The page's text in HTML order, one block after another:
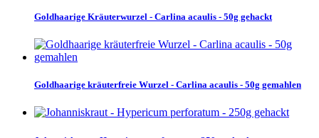
Goldhaarige Kräuterwurzel - Carlina acaulis - 50g gehackt
Goldhaarige kräuterfreie Wurzel - Carlina acaulis - 50g gemahlen